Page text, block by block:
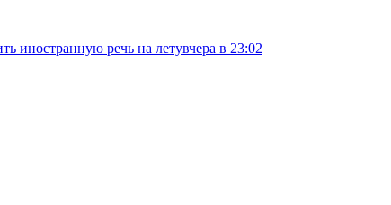
иностранную речь на летувчера в 23:02